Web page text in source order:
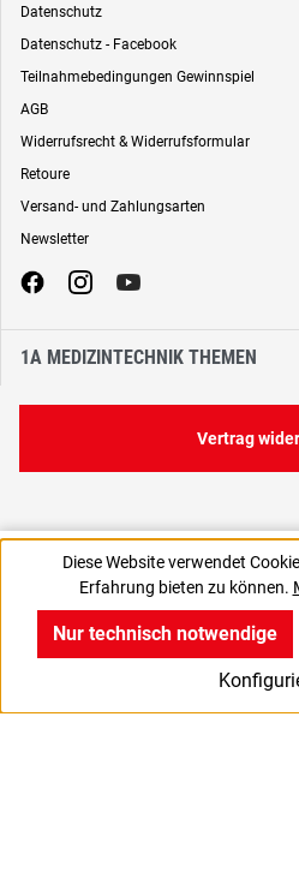
49,00 €
8,17 € / 1 Stück
Datenschutz
Datenschutz - Facebook
Teilnahmebedingungen Gewinnspiel
AGB
Widerrufsrecht & Widerrufsformular
Retoure
Versand- und Zahlungsarten
Newsletter
1A MEDIZINTECHNIK THEMEN
Vertrag
Diese Website verwendet
Erfahrung bieten zu können.
Nur technisch notwendige
v
Produkte